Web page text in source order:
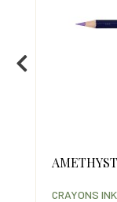
CRAYONS